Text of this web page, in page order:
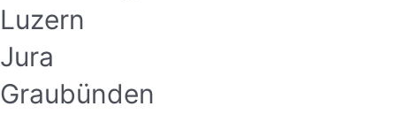
Luzern
Jura
Graubünden